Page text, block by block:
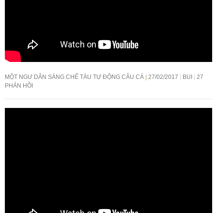
MỘT NGƯ DÂN SÁNG CHẾ TÀU TỰ ĐỘNG CÂU CÁ 27/02/2017 BUI
27
PHẢN HỒI